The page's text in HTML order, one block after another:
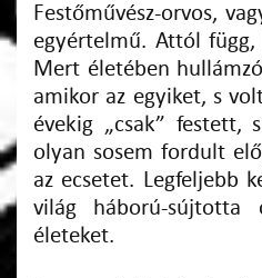
Festőművész-orvos,
egyértelmű. Attól függ,
Mert életében
amikor az egyiket, s
évekig „csak” festett,
olyan sosem fordult
az ecsetet. Legfeljebb
világ háború-sújtotta
életeket.